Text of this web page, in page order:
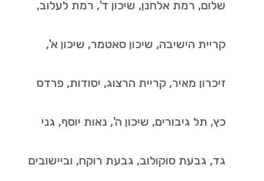
שלום, רמת אלחנן, שיכון ד', רמת לעלוב,
קריית הישיבה, שיכון סאטמר, שיכון א',
זיכרון מאיר, קריית הרצוג, יסודות, פרדס
כץ, תל גיבורים, שיכון ה', נאות יוסף, גני
גד, גבעת סוקולוב, גבעת רוקח, וביישובים